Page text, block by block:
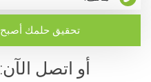
أو اتصل الآن: 7666536-04